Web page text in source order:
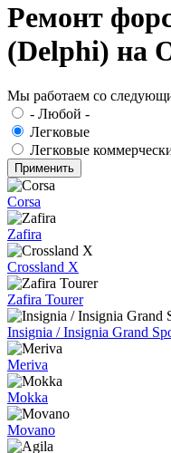
Ремонт
(Delphi) на
Мы работаем со
- Любой -
Легковые
Легковые
Corsa
Zafira
Crossland X
Zafira Tourer
Insignia / Insignia Grand
Meriva
Mokka
Movano